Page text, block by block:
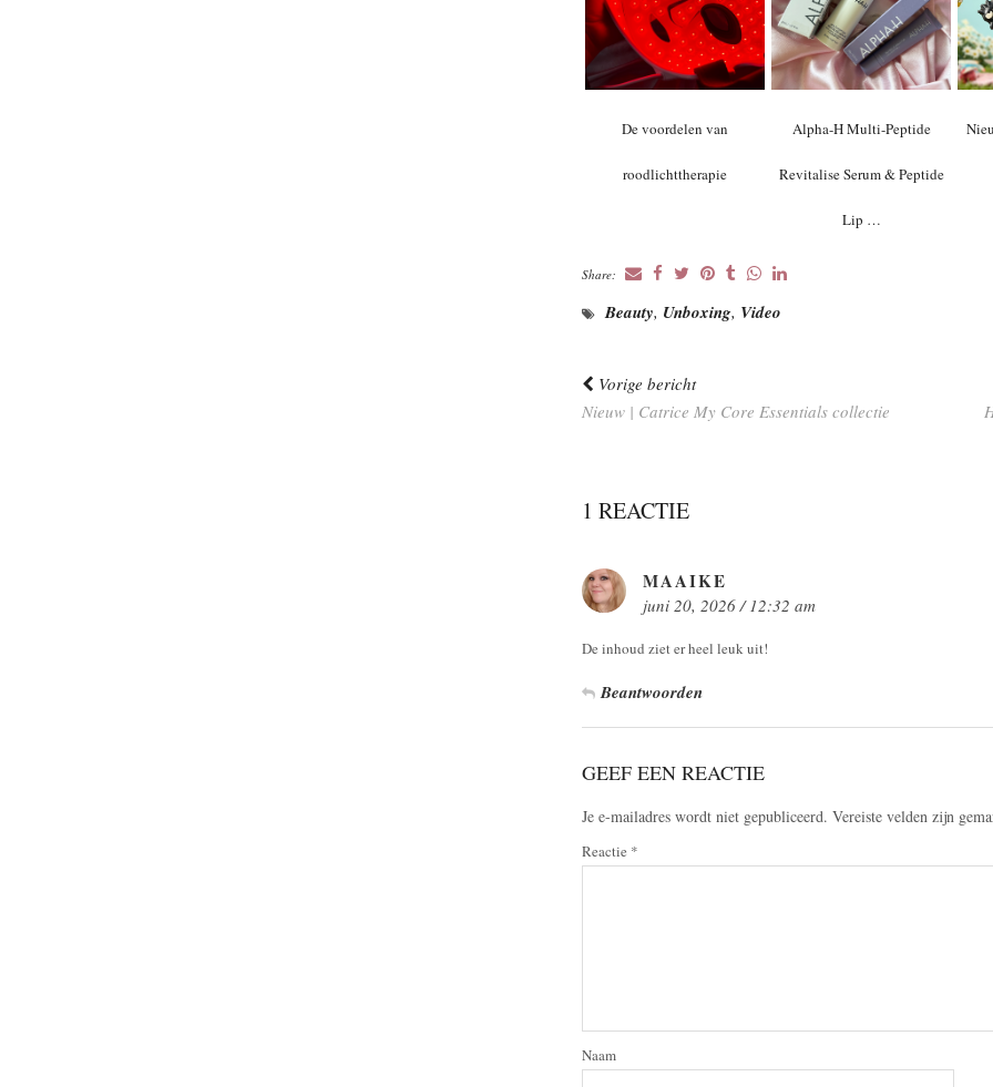
De voordelen van
roodlichttherapie
Alpha-H Multi-Peptide
Revitalise Serum & Peptide
Lip …
Share:
Beauty, Unboxing, Video
Vorige bericht
Nieuw | Catrice My Core Essentials collectie
1 REACTIE
MAAIKE
juni 20, 2026 / 12:32 am
De inhoud ziet er heel leuk uit!
Beantwoorden
GEEF EEN REACTIE
Je e-mailadres wordt niet gepubliceerd. Vereiste velden zijn
Reactie *
Naam